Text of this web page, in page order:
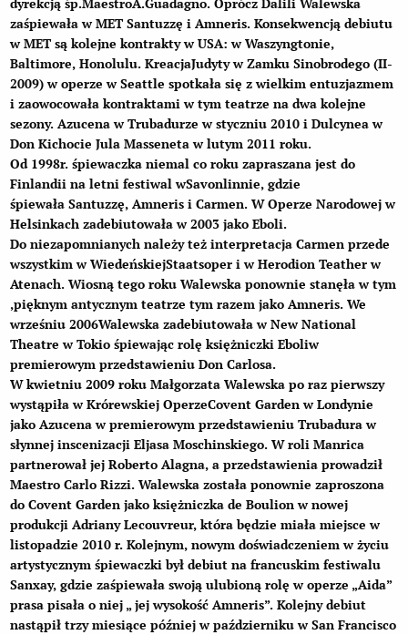
zaśpiewała w METSantuzzę i Amneris. Konsekwencją debiutu
w MET są kolejne kontrakty w USA: w Waszyngtonie,
Baltimore, Honolulu. KreacjaJudytyw Zamku Sinobrodego (II-
2009) w operze w Seattle spotkała się z wielkim entuzjazmem
i zaowocowała kontraktami w tym teatrze na dwa kolejne
sezony. Azucena w Trubadurze w styczniu 2010 i Dulcynea w
Don Kichocie Jula Masseneta w lutym 2011 roku.
Od 1998r. śpiewaczka niemal co roku zapraszana jest do
Finlandii na letni festiwal wSavonlinnie, gdzie
śpiewała Santuzzę, Amneris iCarmen. W Operze Narodowej w
Helsinkach zadebiutowała w 2003 jako Eboli.
Do niezapomnianych należy też interpretacja Carmenprzede
wszystkim wWiedeńskiejStaatsoperi wHerodion Teatherw
Atenach. Wiosną tego roku Walewska ponownie stanęła w tym
,pięknym antycznym teatrze tym razem jako Amneris. We
wrześniu 2006Walewska zadebiutowała wNew National
Theatre wTokiośpiewając rolę księżniczki Eboliw
premierowym przedstawieniu Don Carlosa.
W kwietniu 2009 roku Małgorzata Walewska po raz pierwszy
wystąpiła w Krórewskiej OperzeCovent Gardenw Londynie
jako Azucenaw premierowym przedstawieniu Trubadura w
słynnej inscenizacji Eljasa Moschinskiego. W roli Manrica
partnerował jej Roberto Alagna, a przedstawienia prowadził
Maestro Carlo Rizzi. Walewska została ponownie zaproszona
do Covent Garden jako księżniczka de Boulionw nowej
produkcji Adriany Lecouvreur, która będzie miała miejsce w
listopadzie 2010 r. Kolejnym, nowym doświadczeniem w życiu
artystycznym śpiewaczki był debiut na francuskim festiwalu
Sanxay, gdzie zaśpiewała swoją ulubioną rolę w operze „Aida”
prasa pisała o niej „ jej wysokość Amneris”. Kolejny debiut
nastąpił trzy miesiące później w październiku w San Francisco